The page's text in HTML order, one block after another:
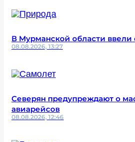
В Мурманской области
08.08.2026, 13:27
Северян предупреждают о
авиарейсов
08.08.2026, 12:46